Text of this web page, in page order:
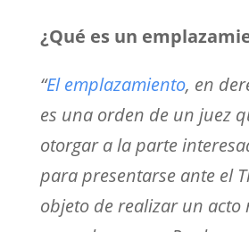
¿Qué es un
“El emplazamiento, en
es una orden de un juez
otorgar a la parte
para presentarse ante el
objeto de realizar un acto